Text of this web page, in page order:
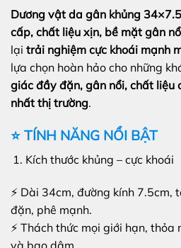
Dương vật da gân khủng
cấp, chất liệu xịn, bề mặt gân
lại trải nghiệm cực khoái mạnh
lựa chọn hoàn hảo cho những
giác đầy đặn, gân nổi, chất liệu
nhất thị trường.
⭐ TÍNH NĂNG NỔI BẬT
Kích thước khủng – cực khoái
⚡ Dài 34cm, đường kính 7.5cm,
đặn, phê mạnh.
⚡ Thách thức mọi giới hạn,
và bạo dâm.